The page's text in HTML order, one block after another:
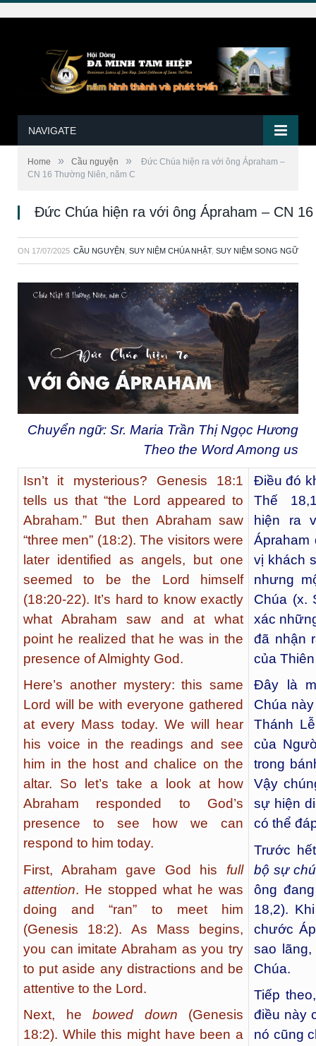
NAVIGATE
Home » Cầu nguyện »
Đức Chúa hiện ra với ông Ápraham –
CN 16 Thường Niên, năm C
Đức Chúa hiện ra với ông Ápraham – CN
ON 17/07/2025 CẦU NGUYỆN SUY NIỆM CHÚA NHẬT, SUY NIỆM SONG NGỮ
Chuyển ngữ: Sr. Maria Trần Thị Ngọc Hương
Theo the Word Among us
Isn’t it mysterious? Genesis 18:1
tells us that “the Lord appeared to
Abraham.” But then Abraham saw
“three men” (18:2). The visitors were
later identified as angels, but one
seemed to be the Lord himself
(18:20-22). It’s hard to know exactly
what Abraham saw and at what
point he realized that he was in the
presence of Almighty God.
Here’s another mystery: this same
Lord will be with everyone gathered
at every Mass today. We will hear
his voice in the readings and see
him in the host and chalice on the
altar. So let’s take a look at how
Abraham responded to God’s
presence to see how we can
respond to him today.
First, Abraham gave God his full
attention. He stopped what he was
doing and “ran” to meet him
(Genesis 18:2). As Mass begins,
you can imitate Abraham as you try
to put aside any distractions and be
attentive to the Lord.
Next, he bowed down (Genesis
18:2). While this might have been a
Điều đó
Thế
hiện ra
Ápraham
vị khách
nhưng
Chúa (x.
xác
đã nhận
của
Đây là
Chúa
Thánh
của
trong
Vậy
sự hiện
có thể
Trước
bộ sự
ông
18,2).
chước
sao
Chúa.
Tiếp
điều này
nó cũng